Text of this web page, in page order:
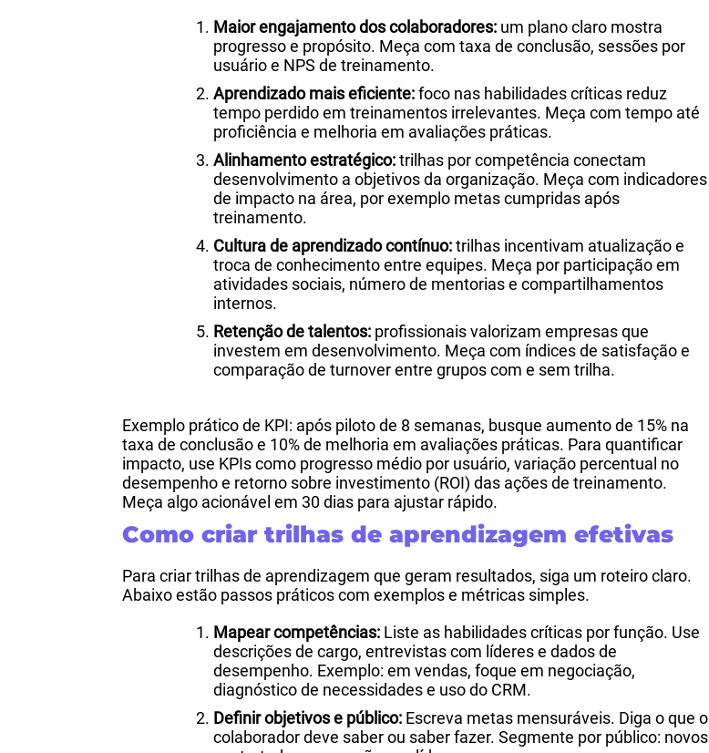
Maior engajamento dos colaboradores: um plano claro mostra
progresso e propósito. Meça com taxa de conclusão, sessões por
usuário e NPS de treinamento.
Aprendizado mais eficiente:foco nas habilidades críticas reduz
tempo perdido em treinamentos irrelevantes. Meça com tempo até
proficiência e melhoria em avaliações práticas.
Alinhamento estratégico:trilhas por competência conectam
desenvolvimento a objetivos da organização. Meça com indicadores
de impacto na área, por exemplo metas cumpridas após
treinamento.
Cultura de aprendizado contínuo:trilhas incentivam atualização e
troca de conhecimento entre equipes. Meça por participação em
atividades sociais, número de mentorias e compartilhamentos
internos.
Retenção de talentos: profissionais valorizam empresas que
investem em desenvolvimento. Meça com índices de satisfação e
comparação de turnover entre grupos com e sem trilha.
Exemplo prático de KPI: após piloto de 8 semanas, busque aumento de 15% na
taxa de conclusão e 10% de melhoria em avaliações práticas. Para quantificar
impacto, use KPIs como progresso médio por usuário, variação percentual no
desempenho e retorno sobre investimento (ROI) das ações de treinamento.
Meça algo acionável em 30 dias para ajustar rápido.
Como criar trilhas de aprendizagem efetivas
Para criar trilhas de aprendizagem que geram resultados, siga um roteiro claro.
Abaixo estão passos práticos com exemplos e métricas simples.
Mapear competências: Liste as habilidades críticas por função. Use
descrições de cargo, entrevistas com líderes e dados de
desempenho. Exemplo: em vendas, foque em negociação,
diagnóstico de necessidades e uso do CRM.
Definir objetivos e público: Escreva metas mensuráveis. Diga o que o
colaborador deve saber ou saber fazer. Segmente por público: novos